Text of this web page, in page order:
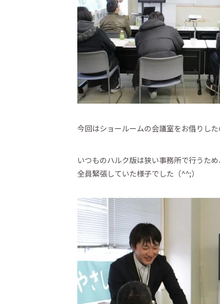
今回はショールームの会議室をお借りし
いつものハルク版は狭い事務所で行うた
全員緊張していた様子でした（^^;）